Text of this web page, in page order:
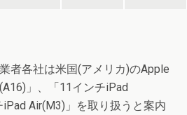
者各社は米国(アメリカ)のApple
」、「11インチiPad
Air(M3)」を取り扱うと案内